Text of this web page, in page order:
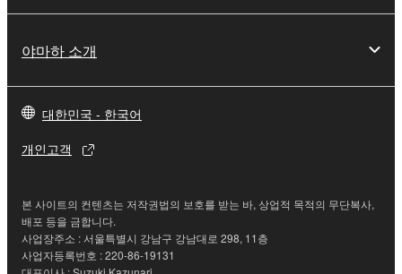
야마하 소개
대한민국 - 한국어
개인고객
본 사이트의 컨텐츠는 저작권법의 보호를 받는 바, 상업적 목적의 무단복사,
배포 등을 금합니다.
사업장주소 : 서울특별시 강남구 강남대로 298, 11층
사업자등록번호 : 220-86-19131